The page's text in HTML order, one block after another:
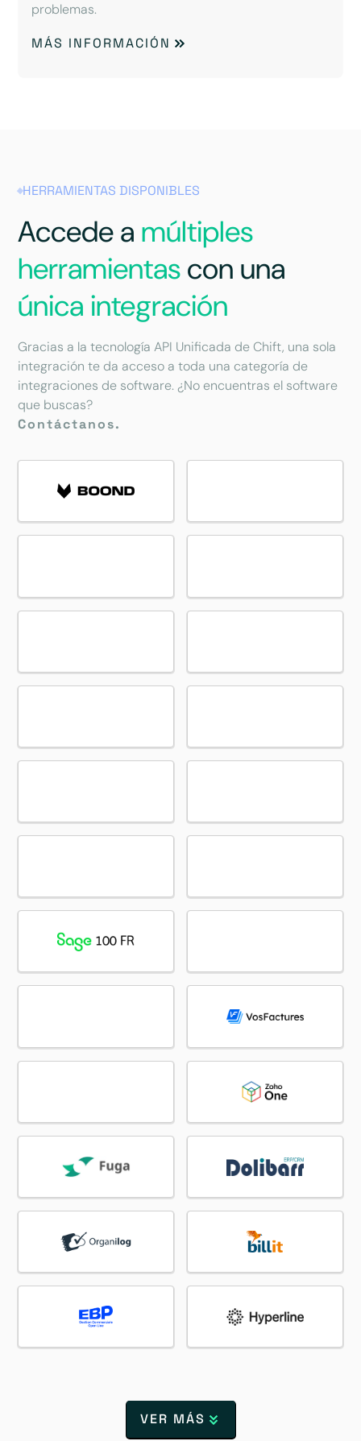
problemas.
MÁS INFORMACIÓN
HERRAMIENTAS DISPONIBLES
Accede a múltiples
herramientascon una
única integración
Gracias a la tecnología API Unificada de Chift, una sola
integración te da acceso a toda una categoría de
integraciones de software. ¿No encuentras el software
que buscas?
Contáctanos.
VER MÁS